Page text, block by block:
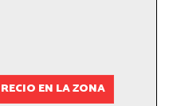
EN LA ZONA